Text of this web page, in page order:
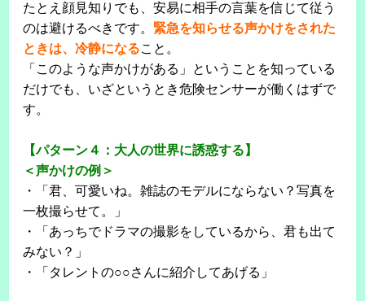
たとえ顔見知りでも、安易に相手の言葉を信じて従う
のは避けるべきです。 緊急を知らせる声かけをされた
ときは、冷静になること。
「このような声かけがある」ということを知っている
だけでも、いざというとき危険センサーが働くはずで
す。
【パターン４：大人の世界に誘惑する】
＜声かけの例＞
・「君、可愛いね。雑誌のモデルにならない？写真を
一枚撮らせて。」
・「あっちでドラマの撮影をしているから、君も出て
みない？」
・「タレントの○○さんに紹介してあげる」